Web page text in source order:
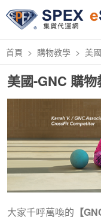
首頁 購物教學 美國
美國-GNC 購物
大家千呼萬喚的 【